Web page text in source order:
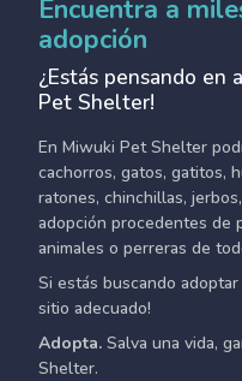
Encuentra a
adopción
¿Estás pensando en
Pet Shelter!
En Miwuki Pet Shelter
cachorros, gatos, gatitos,
ratones, chinchillas,
adopción procedentes de
animales o perreras de
Si estás buscando
sitio adecuado!
Adopta. Salva una vida,
Shelter.